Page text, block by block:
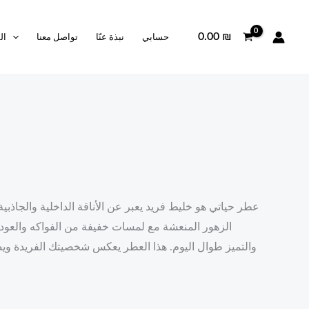
تواصل معنا نبذة عنّا حسابي 0.00 ₪
عطر حياتي هو خليط فريد يعبر عن الأناقة الداخلية
الزهور المنعشة مع لمسات خفيفة من الفواكه
والتميز طوال اليوم. هذا العطر يعكس شخصيتك